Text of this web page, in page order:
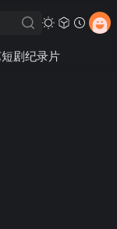
短剧纪录片